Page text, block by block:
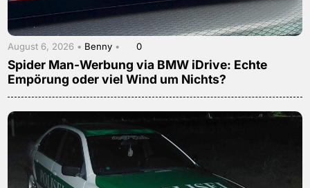
August 6, 2026 • Benny • 0
Spider Man-Werbung via BMW iDrive: Echte
Empörung oder viel Wind um Nichts?